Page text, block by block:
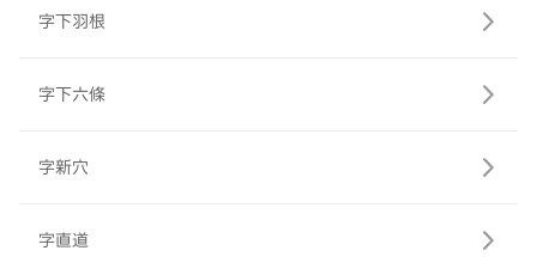
字下羽根
字下六條
字新穴
字直道